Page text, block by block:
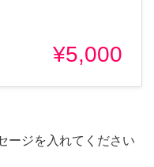
¥5,000
ージを入れてください